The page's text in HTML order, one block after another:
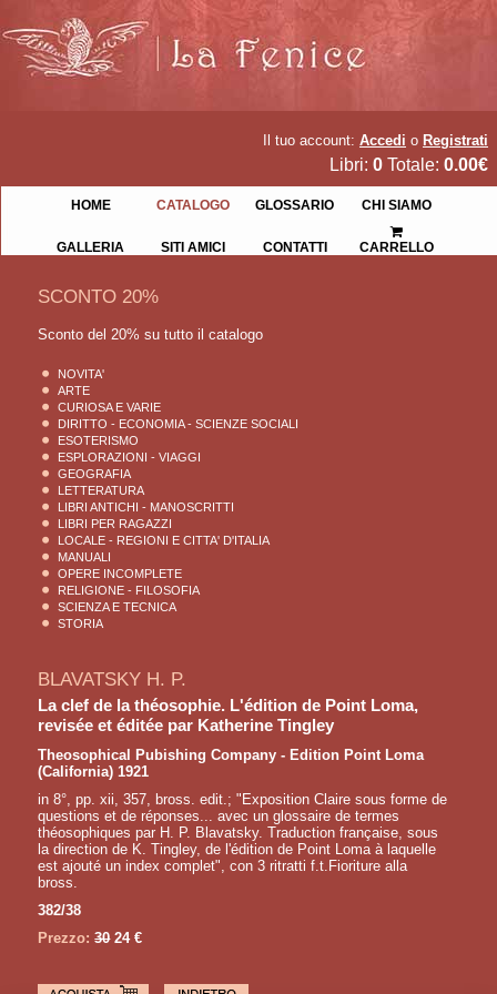
Il tuo account: Accedi o Registrati
Libri: 0 Totale: 0.00€
HOME CATALOGO GLOSSARIO CHI SIAMO
GALLERIA SITI AMICI CONTATTI CARRELLO
SCONTO 20%
Sconto del 20% su tutto il catalogo
NOVITA'
ARTE
CURIOSA E VARIE
DIRITTO - ECONOMIA - SCIENZE SOCIALI
ESOTERISMO
ESPLORAZIONI - VIAGGI
GEOGRAFIA
LETTERATURA
LIBRI ANTICHI - MANOSCRITTI
LIBRI PER RAGAZZI
LOCALE - REGIONI E CITTA' D'ITALIA
MANUALI
OPERE INCOMPLETE
RELIGIONE - FILOSOFIA
SCIENZA E TECNICA
STORIA
BLAVATSKY H. P.
La clef de la théosophie. L'édition de Point Loma,
revisée et éditée par Katherine Tingley
Theosophical Pubishing Company - Edition Point Loma
(California) 1921
in 8°, pp. xii, 357, bross. edit.; "Exposition Claire sous forme de
questions et de réponses... avec un glossaire de termes
théosophiques par H. P. Blavatsky. Traduction française, sous
la direction de K. Tingley, de l'édition de Point Loma à laquelle
est ajouté un index complet", con 3 ritratti f.t.Fioriture alla
bross.
382/38
Prezzo: 3024 €